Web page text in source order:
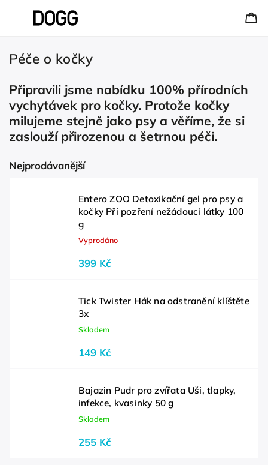
Péče o kočky
Připravili jsme nabídku 100% přírodních
vychytávek pro kočky. Protože kočky
milujeme stejně jako psy a věříme, že si
zaslouží přirozenou a šetrnou péči.
Nejprodávanější
Entero ZOO Detoxikační gel pro psy a
kočky Při pozření nežádoucí látky 100
g
Vyprodáno
399 Kč
Tick Twister Hák na odstranění klíštěte
3x
Skladem
149 Kč
Bajazin Pudr pro zvířata Uši, tlapky,
infekce, kvasinky 50 g
Skladem
255 Kč